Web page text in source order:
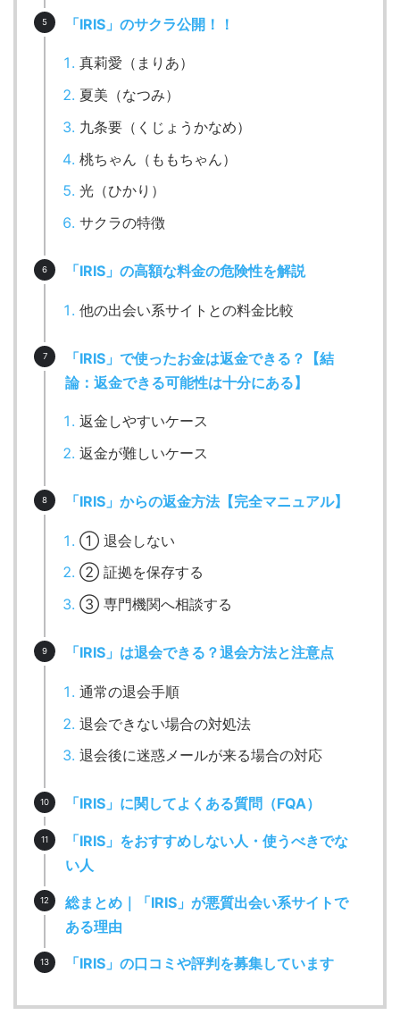
「IRIS」のサクラ公開！！
真莉愛（まりあ）
夏美（なつみ）
九条要（くじょうかなめ）
桃ちゃん（ももちゃん）
光（ひかり）
サクラの特徴
「IRIS」の高額な料金の危険性を解説
他の出会い系サイトとの料金比較
「IRIS」で使ったお金は返金できる？【結
論：返金できる可能性は十分にある】
返金しやすいケース
返金が難しいケース
「IRIS」からの返金方法【完全マニュアル】
① 退会しない
② 証拠を保存する
③ 専門機関へ相談する
「IRIS」は退会できる？退会方法と注意点
通常の退会手順
退会できない場合の対処法
退会後に迷惑メールが来る場合の対応
「IRIS」に関してよくある質問（FQA）
「IRIS」をおすすめしない人・使うべきでな
い人
総まとめ｜「IRIS」が悪質出会い系サイトで
ある理由
「IRIS」の口コミや評判を募集しています